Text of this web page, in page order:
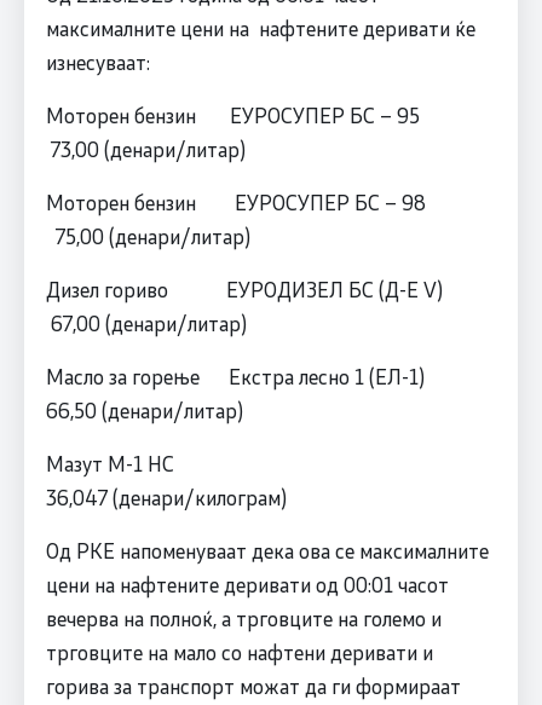
максималните цени на нафтените деривати ќе
изнесуваат:
Моторен бензин ЕУРОСУПЕР БС – 95
73,00 (денари/литар)
Моторен бензин ЕУРОСУПЕР БС – 98
75,00 (денари/литар)
Дизел гориво ЕУРОДИЗЕЛ БС (Д-Е V)
67,00 (денари/литар)
Масло за горење Екстра лесно 1 (ЕЛ-1)
66,50 (денари/литар)
Мазут М-1 НС
36,047 (денари/килограм)
Од РКЕ напоменуваат дека ова се максималните
цени на нафтените деривати од 00:01 часот
вечерва на полноќ, а трговците на големо и
трговците на мало со нафтени деривати и
горива за транспорт можат да ги формираат